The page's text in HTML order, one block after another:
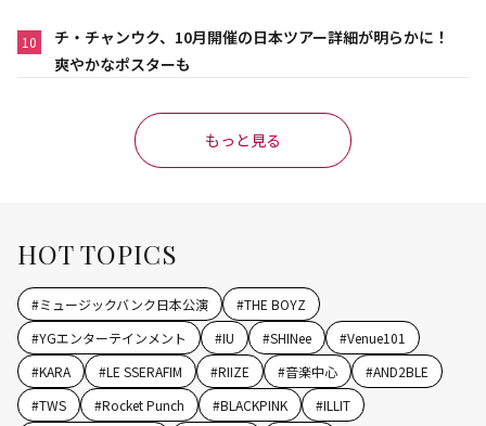
10
チ・チャンウク、10月開催の日本ツアー詳細が明らかに！
爽やかなポスターも
もっと見る
HOT TOPICS
#ミュージックバンク日本公演 #THE BOYZ
#YGエンターテインメント #IU #SHINee #Venue101
#KARA #LE SSERAFIM #RIIZE #音楽中心 #AND2BLE
#TWS #Rocket Punch #BLACKPINK #ILLIT